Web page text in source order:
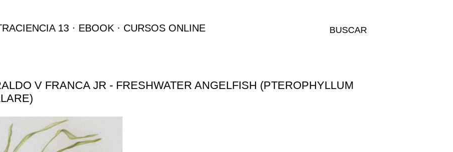
BUSCAR
13 EBOOK CURSOS ONLINE
V FRANCA JR - FRESHWATER ANGELFISH (PTEROPHYLLUM